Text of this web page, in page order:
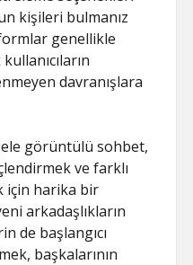
kişileri bulmanız
genellikle
davranışlara
görüntülü sohbet,
ve farklı
için harika bir
arkadaşlıkların
de başlangıcı
başkalarının